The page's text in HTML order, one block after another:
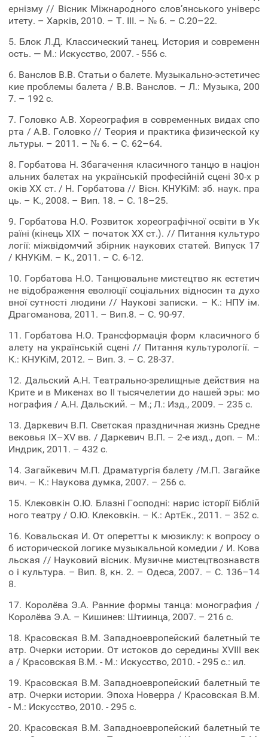
ернізму // Вісник Міжнародного слов’янського універс
итету. – Харків, 2010. – Т. ІІI. – № 6. – С.20–22.
5. Блок Л.Д. Классический танец. История и современн
ость. — М.: Искусство, 2007. - 556 с.
6. Ванслов В.В. Статьи о балете. Музыкально-эстетичес
кие проблемы балета / В.В. Ванслов. – Л.: Музыка, 200
7. – 192 с.
7. Головко А.В. Хореография в современных видах спо
рта / А.В. Головко // Теория и практика физической ку
льтуры. – 2011. – № 6. – С. 62–64.
8. Горбатова Н. Збагачення класичного танцю в націон
альних балетах на українській професійній сцені 30-х р
оків ХХ ст. / Н. Горбатова // Вісн. КНУКіМ: зб. наук. пра
ць. – К., 2008. – Вип. 18. – С. 18–25.
9. Горбатова Н.О. Розвиток хореографічної освіти в Ук
раїні (кінець ХІХ – початок ХХ ст.). // Питання культуро
логії: міжвідомчий збірник наукових статей. Випуск 17
/ КНУКіМ. – К., 2011. – С. 6-12.
10. Горбатова Н.О. Танцювальне мистецтво як естетич
не відображення еволюції соціальних відносин та духо
вної сутності людини // Наукові записки. – К.: НПУ ім.
Драгоманова, 2011. – Вип.8. – С. 90-97.
11. Горбатова Н.О. Трансформація форм класичного б
алету на українській сцені // Питання культурології. –
К.: КНУКіМ, 2012. – Вип. 3. – С. 28-37.
12. Дальский А.Н. Театрально-зрелищные действия на
Крите и в Микенах во ІІ тысячелетии до нашей эры: мо
нография / А.Н. Дальский. – М.; Л.: Изд., 2009. – 235 с.
13. Даркевич В.П. Светская праздничная жизнь Средне
вековья ІХ–ХV вв. / Даркевич В.П. – 2-е изд., доп. – М.:
Индрик, 2011. – 432 с.
14. Загайкевич М.П. Драматургія балету /М.П. Загайке
вич. – К.: Наукова думка, 2007. – 256 с.
15. Клековкін О.Ю. Блазні Господні: нарис історії Біблій
ного театру / О.Ю. Клековкін. – К.: АртЕк., 2011. – 352 с.
16. Ковальская И. От оперетты к мюзиклу: к вопросу о
б исторической логике музыкальной комедии / И. Кова
льская // Науковий вісник. Музичне мистецтвознавств
о і культура. – Вип. 8, кн. 2. – Одеса, 2007. – С. 136–14
8.
17. Королёва Э.А. Ранние формы танца: монография /
Королёва Э.А. – Кишинев: Штиинца, 2007. – 216 с.
18. Красовская В.М. Западноевропейский балетный те
атр. Очерки истории. От истоков до середины XVIII век
а / Красовская В.М. - М.: Искусство, 2010. - 295 с.: ил.
19. Красовская В.М. Западноевропейский балетный те
атр. Очерки истории. Эпоха Новерра / Красовская В.М.
- М.: Искусство, 2010. - 295 с.
20. Красовская В.М. Западноевропейский балетный те